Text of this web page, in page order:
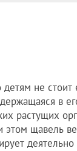
не стоит
в
растущих
этом щавель
деятельно